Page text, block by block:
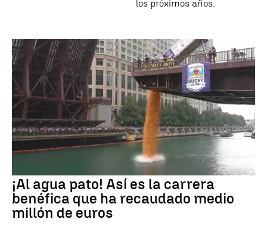
los próximos años.
¡Al agua pato! Así es la carrera
benéfica que ha recaudado medio
millón de euros